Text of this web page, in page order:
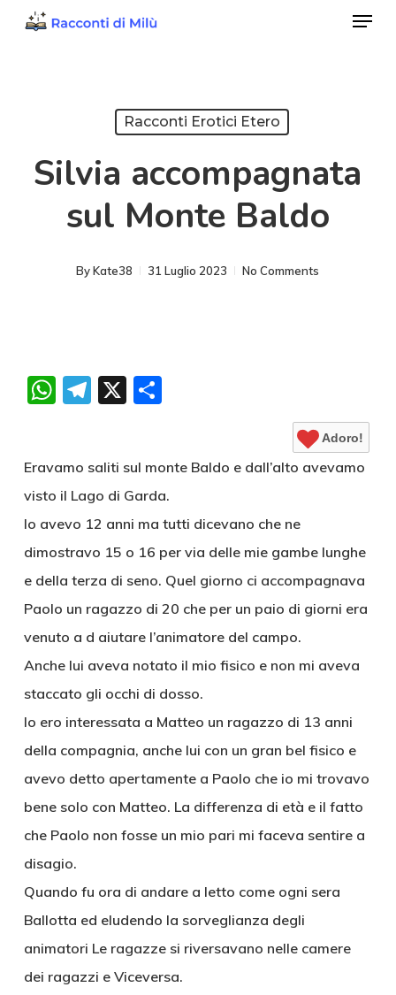
Menu
Racconti Erotici Etero
Silvia accompagnata
sul Monte Baldo
By Kate38 31 Luglio 2023 No Comments
WhatsApp
Telegram
X Condividi
Adoro!
Eravamo saliti sul monte Baldo e dall’alto avevamo
visto il Lago di Garda.
Io avevo 12 anni ma tutti dicevano che ne
dimostravo 15 o 16 per via delle mie gambe lunghe
e della terza di seno. Quel giorno ci accompagnava
Paolo un ragazzo di 20 che per un paio di giorni era
venuto a d aiutare l’animatore del campo.
Anche lui aveva notato il mio fisico e non mi aveva
staccato gli occhi di dosso.
Io ero interessata a Matteo un ragazzo di 13 anni
della compagnia, anche lui con un gran bel fisico e
avevo detto apertamente a Paolo che io mi trovavo
bene solo con Matteo. La differenza di età e il fatto
che Paolo non fosse un mio pari mi faceva sentire a
disagio.
Quando fu ora di andare a letto come ogni sera
Ballotta ed eludendo la sorveglianza degli
animatori Le ragazze si riversavano nelle camere
dei ragazzi e Viceversa.